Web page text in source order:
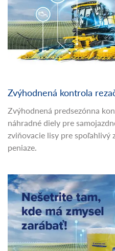
Zvýhodnená kontrola
Zvýhodnená predsezónna
náhradné diely pre
zviňovacie lisy pre spoľahlivý
peniaze.